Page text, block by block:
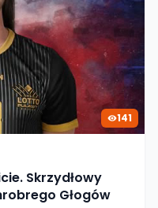
141
Skrzydłowy
Głogów